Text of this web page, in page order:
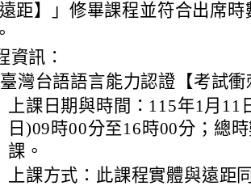
距】」修畢課程並符合出席
資訊：
臺灣台語語言能力認證【考試衝
上課日期與時間：115年1月
日)09時00分至16時00分；總
課。
上課方式：此課程實體與遠距